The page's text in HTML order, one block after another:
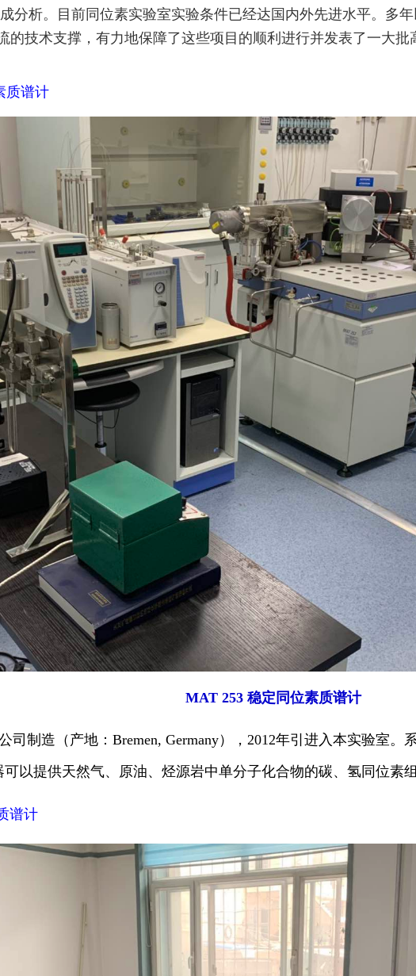
分析。目前同位素实验室实验条件已经达国内外先进水平。多
的技术支撑，有力地保障了这些项目的顺利进行并发表了一大批
质谱计
MAT 253 稳定同位素质谱计
司制造（产地： Bremen, Germany）， 2012年引进入本实验室。
可以提供天然气、原油、烃源岩中单分子化合物的碳、氢同位素
谱计